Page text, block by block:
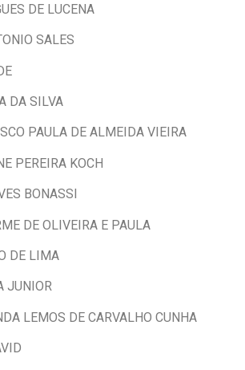
DE LUCENA
SALES
DA SILVA
PAULA DE ALMEIDA VIEIRA
PEREIRA KOCH
BONASSI
DE OLIVEIRA E PAULA
DE LIMA
JUNIOR
LEMOS DE CARVALHO CUNHA